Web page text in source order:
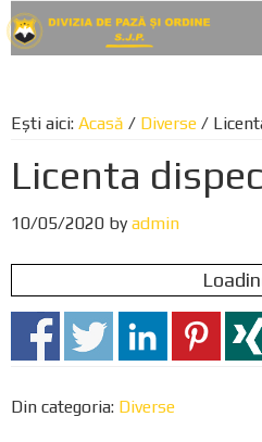
Skip
to
Skip
to
Skip
to
Ești aici: Acasă / Diverse /
Licenta
10/05/2020 by admin
Din categoria: Diverse